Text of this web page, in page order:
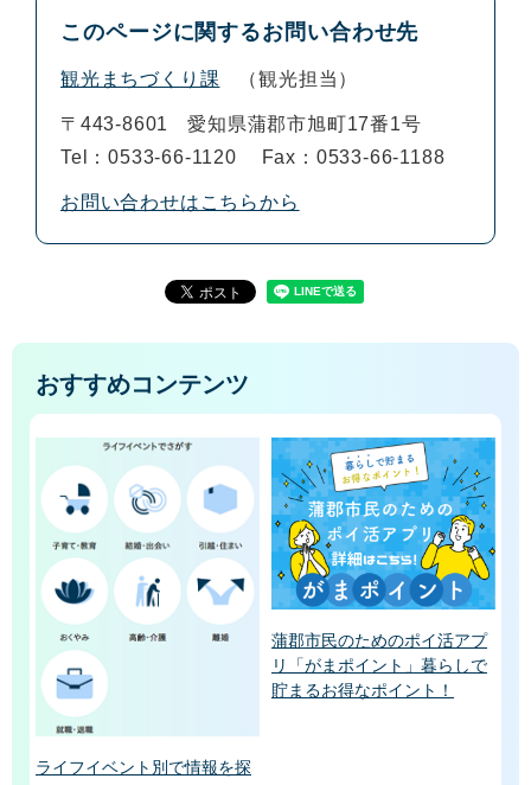
このページに関するお問い合わせ先
観光まちづくり課 観光担当
〒443-8601
愛知県蒲郡市旭町17番1号
Tel：0533-66-1120
Fax：0533-66-1188
お問い合わせはこちらから
おすすめコンテンツ
ライフイベント別で情報を探
蒲郡市民のためのポイ活アプ
リ「がまポイント」暮らしで
貯まるお得なポイント！